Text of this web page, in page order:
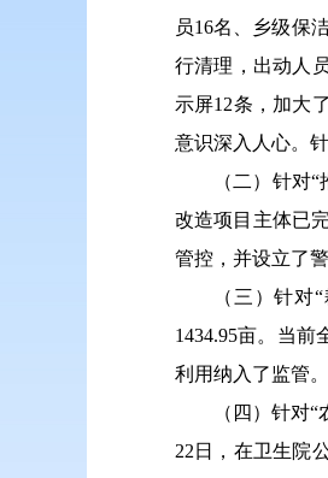
员16名、乡级保
行清理，出动人
示屏12条，加大
意识深入人心。
（二）针对
改造项目主体已
管控，并设立了
（三）针
1434.95亩。当
利用纳入了监管。
（四）针对
22日，在卫生院